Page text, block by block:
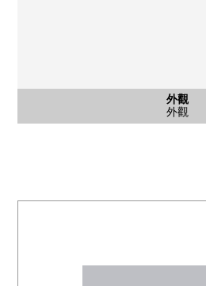
外觀
外觀
外觀
外觀
入口
入口
入口
入口
停車場
停車場
其他當地
腳踏車停放處